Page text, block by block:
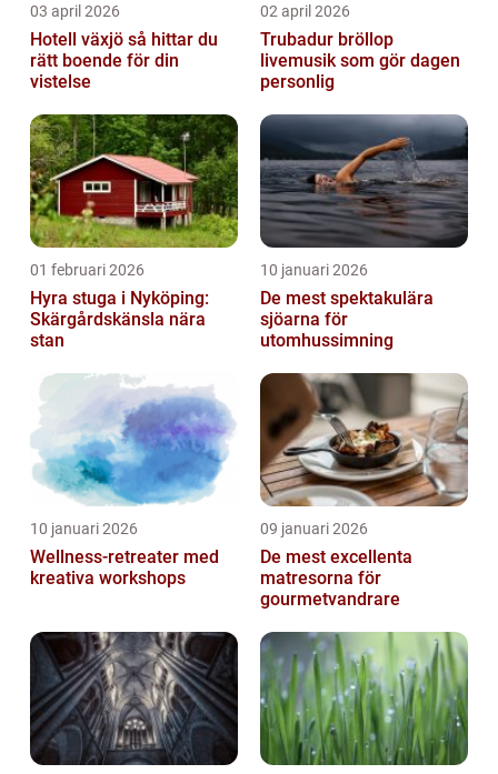
03 april 2026
Hotell växjö så hittar du
rätt boende för din
vistelse
02 april 2026
Trubadur bröllop
livemusik som gör dagen
personlig
01 februari 2026
Hyra stuga i Nyköping:
Skärgårdskänsla nära
stan
10 januari 2026
De mest spektakulära
sjöarna för
utomhussimning
10 januari 2026
Wellness-retreater med
kreativa workshops
09 januari 2026
De mest excellenta
matresorna för
gourmetvandrare